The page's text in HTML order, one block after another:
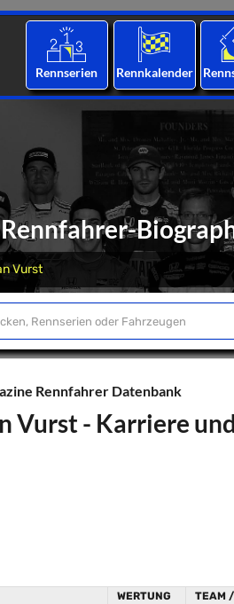
Rennserien Rennkalender
Vurst
Rennfahrer Datenbank
Vurst - Karriere
WERTUNG TEAM